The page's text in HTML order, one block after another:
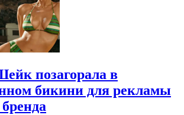
позагорала в
бикини для рекламы